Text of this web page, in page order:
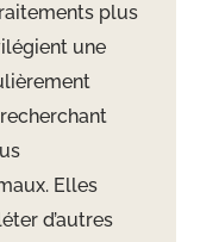
plus
une
Elles
d’autres